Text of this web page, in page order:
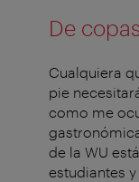
De
Cualquiera
pie
como me
de la WU
estudiantes